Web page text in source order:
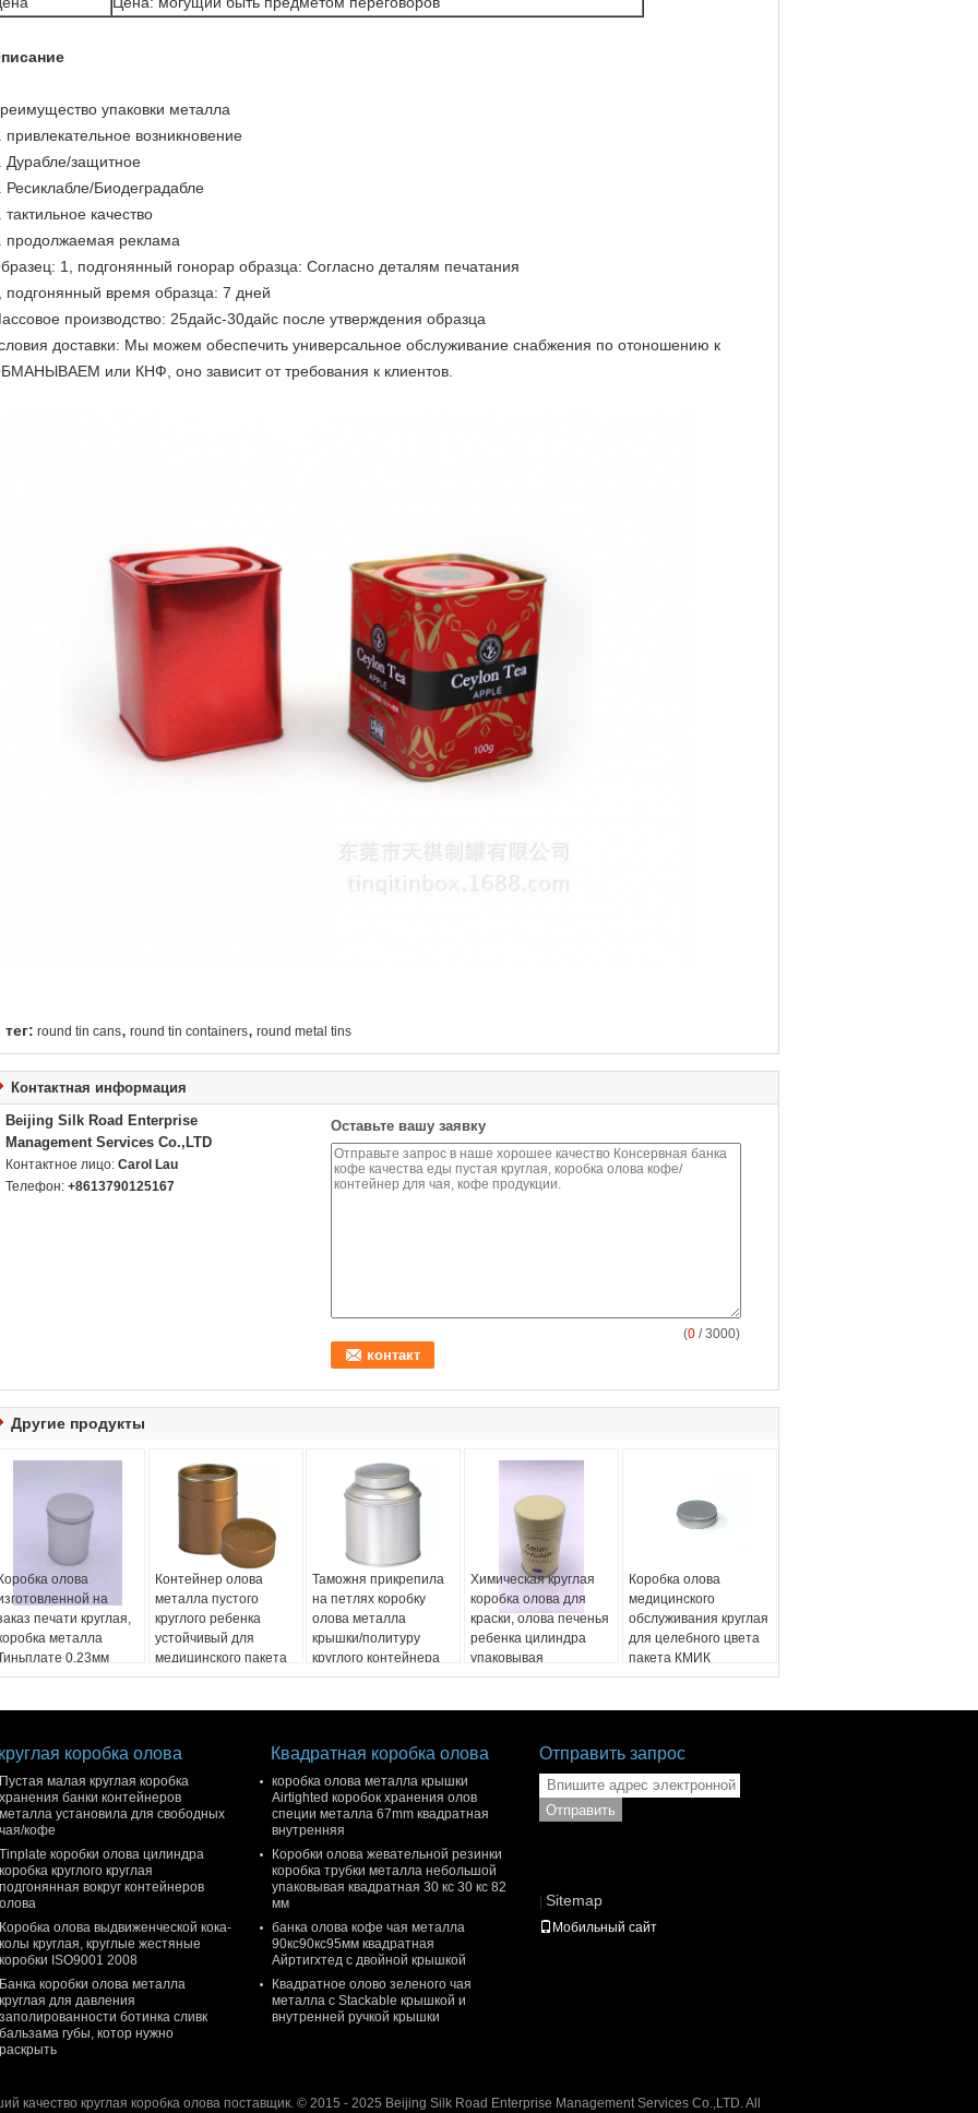
упаковки металла
привлекательное возникновение
Дурабле/защитное
Ресиклабле/Биодеградабле
тактильное качество
продолжаемая реклама
1, подгонянный гонорар образца: Согласно деталям печатания
подгонянный время образца: 7 дней
производство: 25дайс-30дайс после утверждения образца
доставки: Мы можем обеспечить универсальное обслуживание снабжения по отоношению к
или КНФ, оно зависит от требования к клиентов.
тег: round tin cans, round tin containers, round metal tins
Контактная информация
Beijing Silk Road Enterprise
Management Services Co.,LTD
Контактное лицо: Carol Lau
Телефон: +8613790125167
Оставьте вашу заявку
(0 / 3000)
Другие продукты
Коробка олова
на
печати круглая,
металла
0.23мм
Контейнер олова
металла пустого
круглого ребенка
устойчивый для
медицинского пакета
Таможня прикрепила
на петлях коробку
олова металла
крышки/политуру
круглого контейнера
олова лоснистую
Химическая круглая
коробка олова для
краски, олова печенья
ребенка цилиндра
упаковывая
устойчивого круглого
Коробка олова
медицинского
обслуживания круглая
для целебного цвета
пакета КМИК
круглая коробка олова
Пустая малая круглая коробка
хранения банки контейнеров
металла установила для свободных
чая/кофе
Tinplate коробки олова цилиндра
коробка круглого круглая
подгонянная вокруг контейнеров
олова
Коробка олова выдвиженческой кока-
колы круглая, круглые жестяные
коробки ISO9001 2008
Банка коробки олова металла
круглая для давления
заполированности ботинка сливк
бальзама губы, котор нужно
раскрыть
Квадратная коробка олова
коробка олова металла крышки
Airtighted коробок хранения олов
специи металла 67mm квадратная
внутренняя
Коробки олова жевательной резинки
коробка трубки металла небольшой
упаковывая квадратная 30 кс 30 кс 82
мм
банка олова кофе чая металла
90кс90кс95мм квадратная
Айртигхтед с двойной крышкой
Квадратное олово зеленого чая
металла с Stackable крышкой и
внутренней ручкой крышки
Отправить запрос
Отправить
Sitemap
Мобильный сайт
качество круглая коробка олова поставщик. © 2015 - 2025 Beijing Silk Road Enterprise Management Services Co.,LTD. All